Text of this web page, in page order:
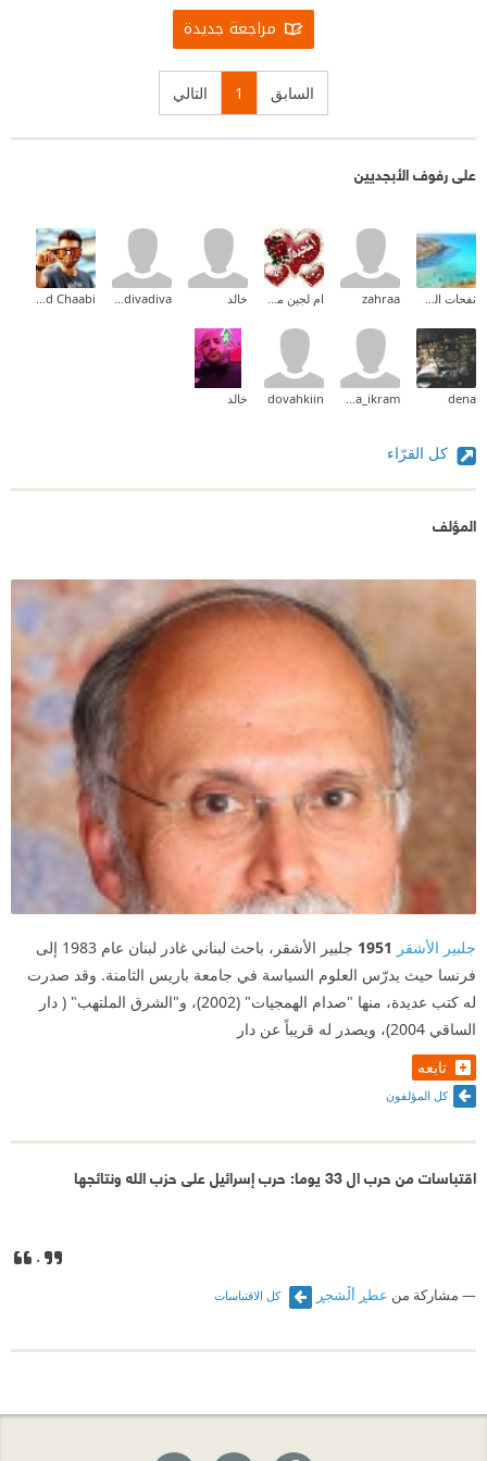
مراجعة جديدة
السابق 1 التالي
على رفوف الأبجديين
نفحات الصياد zahraa ام لجين مصطفى خالد nedivadiva
Mohamed Chaabi
dena
lidya_ikram
dovahkiin خالد
كل القرّاء
المؤلف
جلبير الأشقر 1951
جلبير الأشقر، باحث لبناني غادر لبنان عام 1983 إلى
فرنسا حيث يدرّس العلوم السياسة في جامعة باريس الثامنة. وقد صدرت
له كتب عديدة، منها "صدام الهمجيات" (2002)، و"الشرق الملتهب" ( دار
الساقي 2004)، ويصدر له قريباً عن دار
تابعه
كل المؤلفون
اقتباسات من حرب ال 33 يوما: حرب إسرائيل على حزب الله ونتائجها
.
مشاركة من عطڕ أڵشجڕ كل الاقتباسات